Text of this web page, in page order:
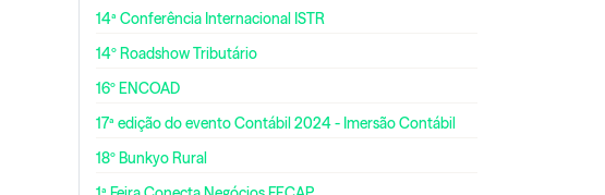
14ª Conferência Internacional ISTR
14º Roadshow Tributário
16º ENCOAD
17ª edição do evento Contábil 2024 - Imersão Contábil
18º Bunkyo Rural